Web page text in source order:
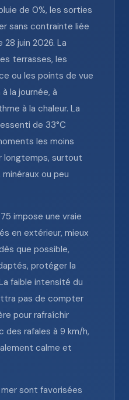
de 0%, les sorties
sans contrainte liée
28 juin 2026. La
terrasses, les
ou les points de vue
la journée, à
à la chaleur. La
de 33°C
les moins
longtemps, surtout
ou peu
impose une vraie
en extérieur, mieux
que possible,
protéger la
faible intensité du
pas de compter
pour rafraîchir
des rafales à 9 km/h,
calme et
sont favorisées